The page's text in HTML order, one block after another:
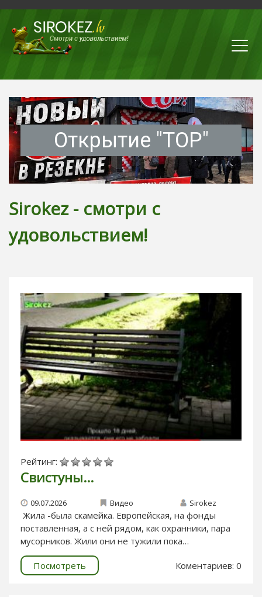
Открытие "ТОР"
Sirokez - смотри с
удовольствием!
Рейтинг:
Свистуны…
09.07.2026 Видео Sirokez
Жила -была скамейка. Европейская, на фонды
поставленная, а с ней рядом, как охранники, пара
мусорников. Жили они не тужили пока…
Посмотреть Коментариев: 0